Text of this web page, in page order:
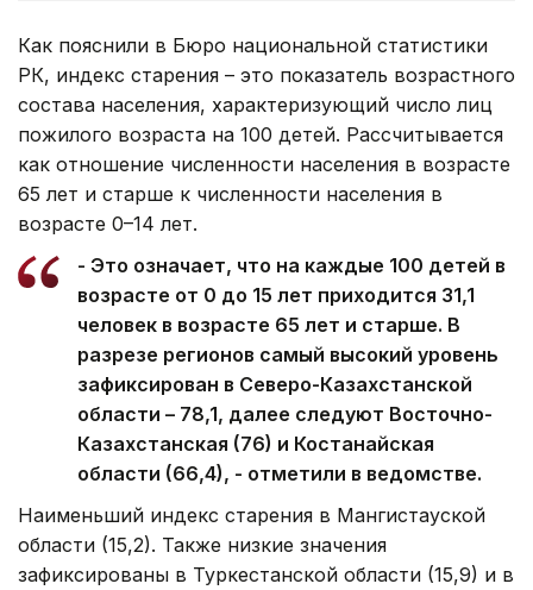
Как пояснили в Бюро национальной статистики
РК, индекс старения – это показатель возрастного
состава населения, характеризующий число лиц
пожилого возраста на 100 детей. Рассчитывается
как отношение численности населения в возрасте
65 лет и старше к численности населения в
возрасте 0–14 лет.
- Это означает, что на каждые 100 детей в
возрасте от 0 до 15 лет приходится 31,1
человек в возрасте 65 лет и старше. В
разрезе регионов самый высокий уровень
зафиксирован в Северо-Казахстанской
области – 78,1, далее следуют Восточно-
Казахстанская (76) и Костанайская
области (66,4), - отметили в ведомстве.
Наименьший индекс старения в Мангистауской
области (15,2). Также низкие значения
зафиксированы в Туркестанской области (15,9) и в